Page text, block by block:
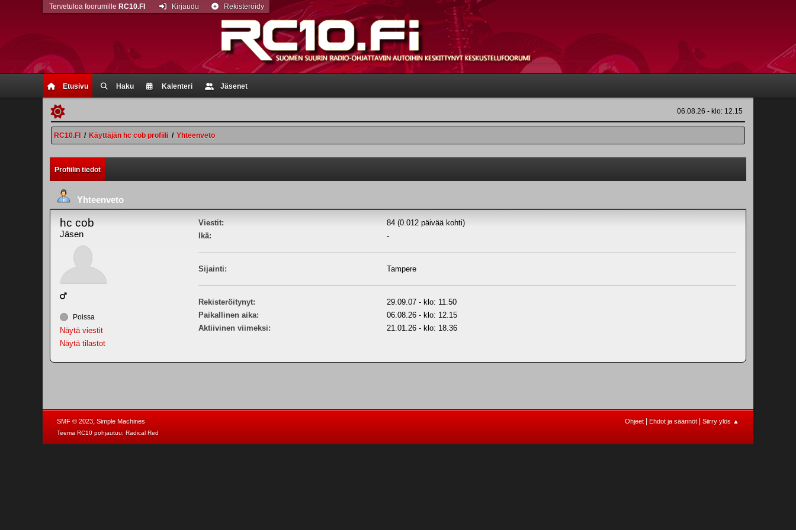
Etusivu Haku Kalenteri Jäsenet
Tervetuloa foorumille RC10.FI Kirjaudu Rekisteröidy
06.08.26 - klo: 12.15
RC10.FI / Käyttäjän hc cob profiili / Yhteenveto
Profiilin tiedot
Yhteenveto
hc cob
Jäsen
Poissa
Näytä viestit
Näytä tilastot
Viestit:
84 (0.012 päivää kohti)
Ikä:
-
Sijainti: Tampere
Rekisteröitynyt:
29.09.07 - klo: 11.50
Paikallinen aika:
06.08.26 - klo: 12.15
Aktiivinen viimeksi:
21.01.26 - klo: 18.36
Ohjeet Ehdot ja säännöt Siirry ylös ▲
SMF © 2023, Simple Machines
Teema RC10 pohjautuu: Radical Red